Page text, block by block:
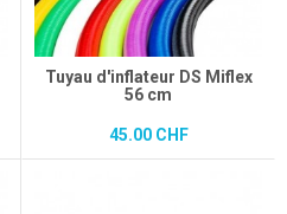
Tuyau d'inflateur DS Miflex
56 cm
45.00 CHF